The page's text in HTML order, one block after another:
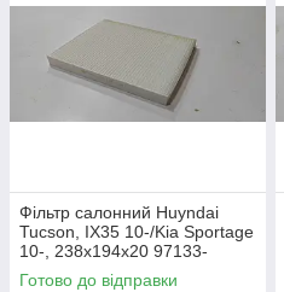
Фільтр салонний Huyndai
Tucson, IX35 10-/Kia Sportage
10-, 238x194x20 97133-
2E260 MCH autoast
Готово до відправки